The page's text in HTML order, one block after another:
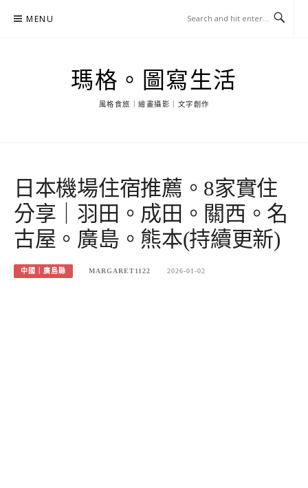
MENU
瑪格。圖寫生活
風格食旅｜繪畫攝影｜文字創作
日本機場住宿推薦。8家實住
分享｜羽田。成田。關西。名
古屋。廣島。熊本(持續更新)
中國｜廣島縣 MARGARET1122 2026-01-02